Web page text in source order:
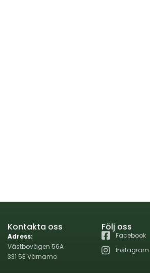
Kontakta oss
Adress:
Västbovägen 56A
331 53 Värnamo
Följ oss
Facebook
Instagram